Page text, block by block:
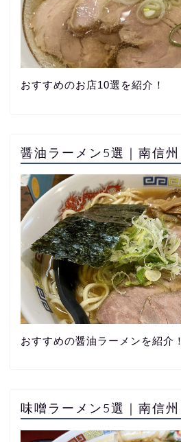
おすすめのお店10選を紹介！
醤油ラーメン5選｜南信州
おすすめの醤油ラーメンを紹介！
味噌ラーメン5選｜南信州